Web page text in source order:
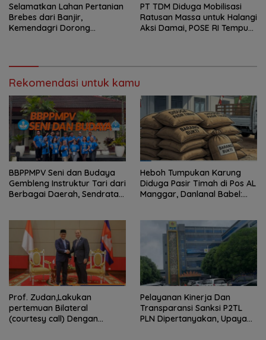
Selamatkan Lahan Pertanian
Brebes dari Banjir,
Kemendagri Dorong
PT TDM Diduga Mobilisasi
Ratusan Massa untuk Halangi
Aksi Damai, POSE RI Tempuh
Rekomendasi untuk kamu
BBPPMPV Seni dan Budaya
Gembleng Instruktur Tari dari
Berbagai Daerah, Sendratari
Heboh Tumpukan Karung
Diduga Pasir Timah di Pos AL
Manggar, Danlanal Babel:
Prof. Zudan,Lakukan
pertemuan Bilateral
(courtesy call) Dengan
Pelayanan Kinerja Dan
Transparansi Sanksi P2TL
PLN Dipertanyakan, Upaya